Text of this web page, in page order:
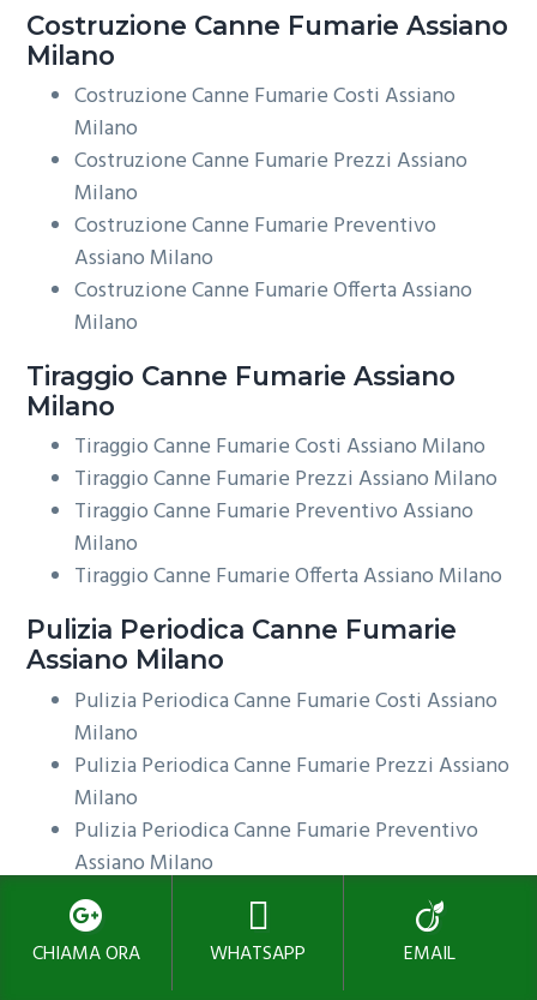
Costruzione Canne Fumarie Assiano
Milano
Costruzione Canne Fumarie Costi Assiano
Milano
Costruzione Canne Fumarie Prezzi Assiano
Milano
Costruzione Canne Fumarie Preventivo
Assiano Milano
Costruzione Canne Fumarie Offerta Assiano
Milano
Tiraggio Canne Fumarie Assiano
Milano
Tiraggio Canne Fumarie Costi Assiano Milano
Tiraggio Canne Fumarie Prezzi Assiano Milano
Tiraggio Canne Fumarie Preventivo Assiano
Milano
Tiraggio Canne Fumarie Offerta Assiano Milano
Pulizia Periodica Canne Fumarie
Assiano Milano
Pulizia Periodica Canne Fumarie Costi Assiano
Milano
Pulizia Periodica Canne Fumarie Prezzi Assiano
Milano
Pulizia Periodica Canne Fumarie Preventivo
Assiano Milano
Pulizia Periodica Canne Fumarie Offerta
Assiano Milano
CHIAMA ORA WHATSAPP EMAIL